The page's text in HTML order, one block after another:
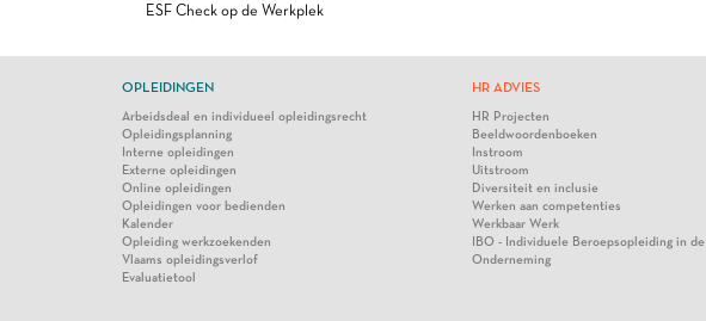
ESF Check op de Werkplek
OPLEIDINGEN
Arbeidsdeal en individueel opleidingsrecht
Opleidingsplanning
Interne opleidingen
Externe opleidingen
Online opleidingen
Opleidingen voor bedienden
Kalender
Opleiding werkzoekenden
Vlaams opleidingsverlof
Evaluatietool
HR ADVIES
HR Projecten
Beeldwoordenboeken
Instroom
Uitstroom
Diversiteit en inclusie
Werken aan competenties
Werkbaar Werk
IBO - Individuele Beroepsopleiding in de
Onderneming